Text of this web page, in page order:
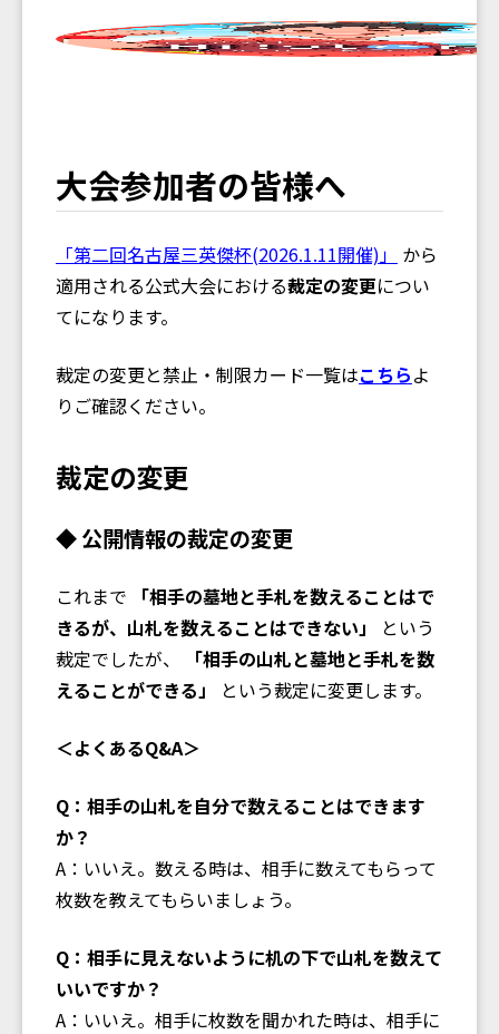
大会参加者の皆様へ
「第二回名古屋三英傑杯(2026.1.11開催)」
から
適用される公式大会における裁定の変更につい
てになります。
裁定の変更と禁止・制限カード一覧はこちらよ
りご確認ください。
裁定の変更
◆ 公開情報の裁定の変更
これまで
「相手の墓地と手札を数えることはで
きるが、山札を数えることはできない」
という
裁定でしたが、
「相手の山札と墓地と手札を数
えることができる」
という裁定に変更します。
＜よくあるQ&A＞
Q：相手の山札を自分で数えることはできます
か？
A：いいえ。数える時は、相手に数えてもらって
枚数を教えてもらいましょう。
Q：相手に見えないように机の下で山札を数えて
いいですか？
A：いいえ。相手に枚数を聞かれた時は、相手に